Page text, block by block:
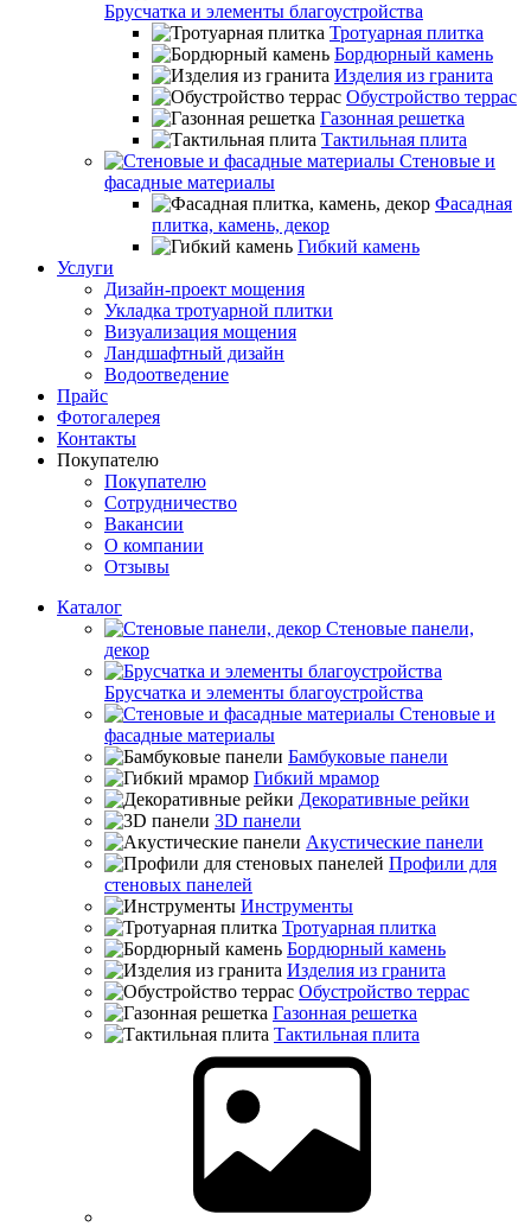
Брусчатка и элементы благоустройства
Тротуарная плитка
Бордюрный камень
Изделия из гранита
Обустройство террас
Газонная решетка
Тактильная плита
Стеновые и
фасадные материалы
Фасадная
плитка, камень, декор
Гибкий камень
Услуги
Дизайн-проект мощения
Укладка тротуарной плитки
Визуализация мощения
Ландшафтный дизайн
Водоотведение
Прайс
Фотогалерея
Контакты
Покупателю
Покупателю
Сотрудничество
Вакансии
О компании
Отзывы
Каталог
Стеновые панели,
декор
Брусчатка и элементы благоустройства
Стеновые и
фасадные материалы
Бамбуковые панели
Гибкий мрамор
Декоративные рейки
3D панели
Акустические панели
Профили для
стеновых панелей
Инструменты
Тротуарная плитка
Бордюрный камень
Изделия из гранита
Обустройство террас
Газонная решетка
Тактильная плита